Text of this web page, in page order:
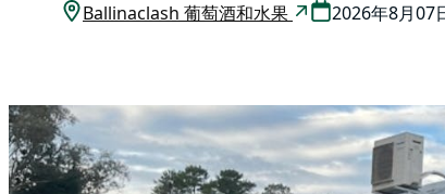
Ballinaclash 葡萄酒和水果 2026年8月07